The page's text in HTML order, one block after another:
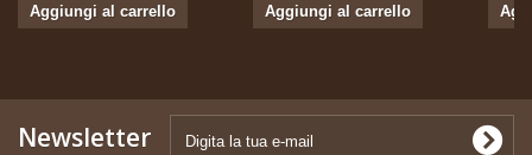
Aggiungi al carrello Aggiungi al carrello
Newsletter